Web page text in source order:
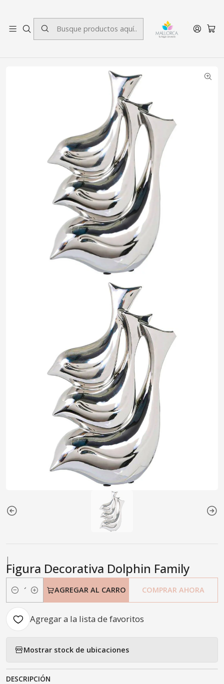
Inicio Decoración Figuras Decorativas
Figura Decorativa Dolphin Family
|
Figura Decorativa Dolphin Family
Cantidad
AGREGAR AL CARRO COMPRAR AHORA
Agregar a la lista de favoritos
Mostrar stock de ubicaciones
DESCRIPCIÓN